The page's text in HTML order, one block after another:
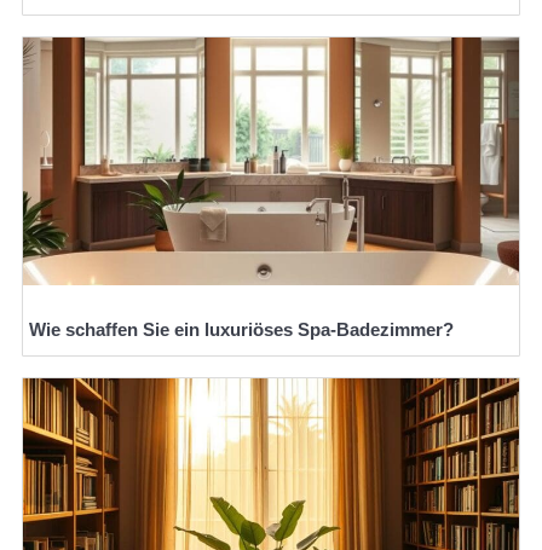
Wie schaffen Sie ein luxuriöses Spa-Badezimmer?